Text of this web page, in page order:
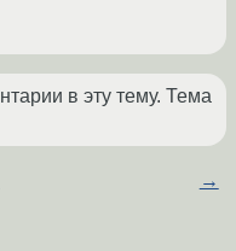
в эту тему. Тема
→